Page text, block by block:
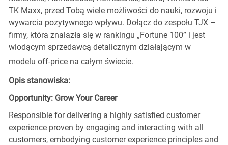
TK Maxx, przed Tobą wiele możliwości do nauki, rozwoju i
wywarcia pozytywnego wpływu. Dołącz do zespołu TJX –
firmy, która znalazła się w rankingu „Fortune 100” i jest
wiodącym sprzedawcą detalicznym działającym w
modelu off-price na całym świecie.
Opis stanowiska:
Opportunity: Grow Your Career
Responsible for delivering a highly satisfied customer
experience proven by engaging and interacting with all
customers, embodying customer experience principles and